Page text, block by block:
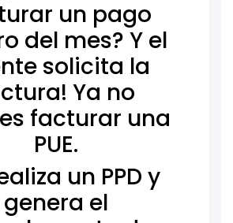
un pago
del mes? Y el
solicita la
Ya no
facturar una
PUE.
un PPD y
genera el